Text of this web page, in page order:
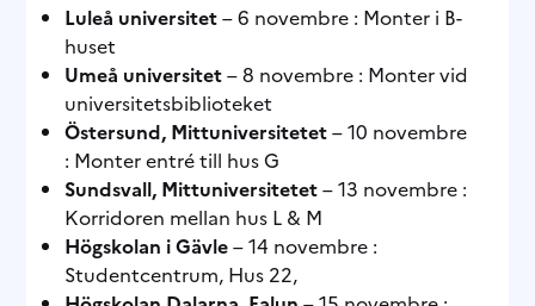
Luleå universitet– 6 novembre : Monter i B-
huset
Umeå universitet– 8 novembre : Monter vid
universitetsbiblioteket
Östersund, Mittuniversitetet– 10 novembre
: Monter entré till hus G
Sundsvall, Mittuniversitetet– 13 novembre :
Korridoren mellan hus L & M
Högskolan i Gävle– 14 novembre :
Studentcentrum, Hus 22,